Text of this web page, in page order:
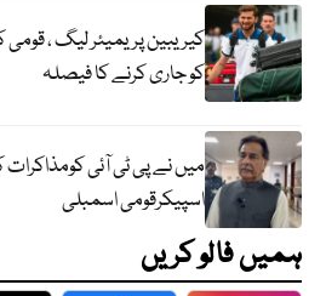
کو جاری کرنے کا فیصلہ
میں نے پی ٹی آئی
اسپیکرقومی اسمبلی
ہمیں فالو کریں